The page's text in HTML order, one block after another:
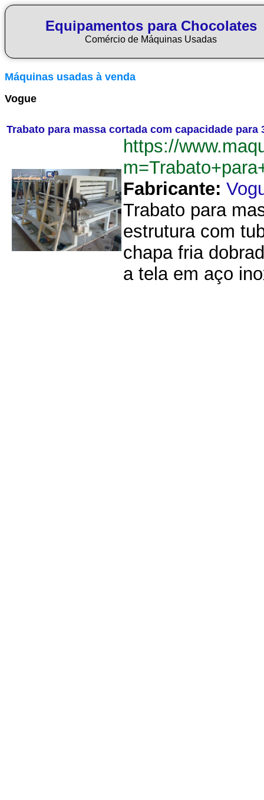
Equipamentos para Chocolates
Comércio de Máquinas Usadas
Máquinas usadas à venda
Vogue
Trabato para massa cortada com capacidade para
https://
Fabricante:
Trabato para
estrutura com
chapa fria
a tela em aço